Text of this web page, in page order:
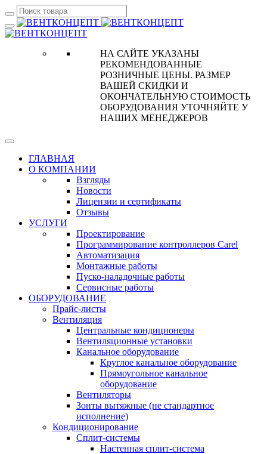
НА САЙТЕ УКАЗАНЫ
РЕКОМЕНДОВАННЫЕ
РОЗНИЧНЫЕ ЦЕНЫ. РАЗМЕР
ВАШЕЙ СКИДКИ И
ОКОНЧАТЕЛЬНУЮ СТОИМОСТЬ
ОБОРУДОВАНИЯ УТОЧНЯЙТЕ У
НАШИХ МЕНЕДЖЕРОВ
ГЛАВНАЯ
О КОМПАНИИ
Взгляды
Новости
Лицензии и сертификаты
Отзывы
УСЛУГИ
Проектирование
Программирование контроллеров Carel
Автоматизация
Монтажные работы
Пуско-наладочные работы
Сервисные работы
ОБОРУДОВАНИЕ
Прайс-листы
Вентиляция
Центральные кондиционеры
Вентиляционные установки
Канальное оборудование
Круглое канальное оборудование
Прямоугольное канальное
оборудование
Вентиляторы
Зонты вытяжные (не стандартное
исполнение)
Кондиционирование
Сплит-системы
Настенная сплит-система